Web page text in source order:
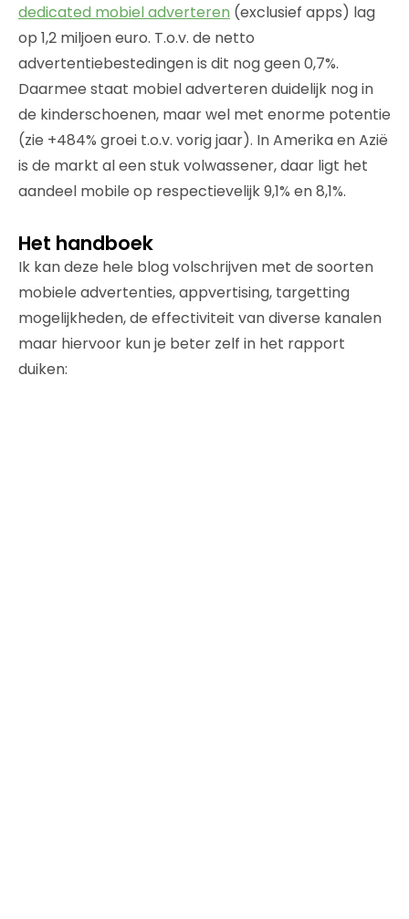
dedicated mobiel adverteren (exclusief apps) lag
op 1,2 miljoen euro. T.o.v. de netto
advertentiebestedingen is dit nog geen 0,7%.
Daarmee staat mobiel adverteren duidelijk nog in
de kinderschoenen, maar wel met enorme potentie
(zie +484% groei t.o.v. vorig jaar). In Amerika en Azië
is de markt al een stuk volwassener, daar ligt het
aandeel mobile op respectievelijk 9,1% en 8,1%.
Het handboek
Ik kan deze hele blog volschrijven met de soorten
mobiele advertenties, appvertising, targetting
mogelijkheden, de effectiviteit van diverse kanalen
maar hiervoor kun je beter zelf in het rapport
duiken: